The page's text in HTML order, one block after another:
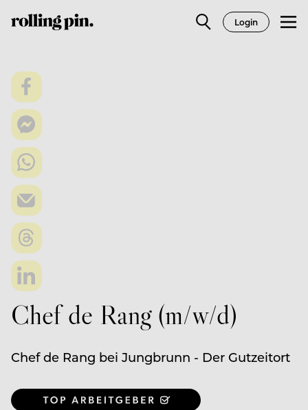
Login
Chef de Rang (m/w/d)
Chef de Rang bei Jungbrunn - Der Gutzeitort